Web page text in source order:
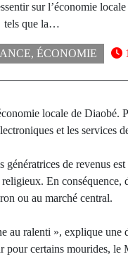
sur l’économie
tels que la…
, ÉCONOMIE
locale de Diaobé.
et les services
de revenus
En conséquence,
ou au marché central.
ralenti », explique une
certains mourides, le